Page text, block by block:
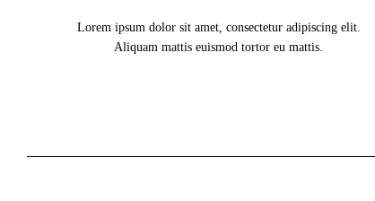
Lorem ipsum dolor sit amet, consectetur adipiscing elit.
Aliquam mattis euismod tortor eu mattis.